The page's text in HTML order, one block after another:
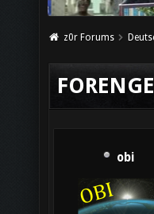
z0r Forums
obi